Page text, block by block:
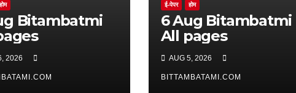
होम
2026
ई-पेपर होम
6 Aug Bitambatmi
All pages
AUG 5, 2026
BITTAMBATAMI.COM